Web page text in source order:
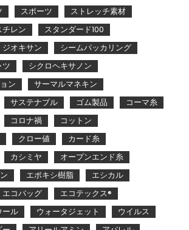
スポーツ
ストレッチ素材
チレン
スタンダード100
ジオキサン
シームパッカリング
ツ
シクロヘキサノン
ン
サーマルマネキン
サステナブル ゴム製品
コーマ糸
コロナ禍
コットン
クロー値
カード糸
カシミヤ
オープンエンド糸
エポキシ樹脂
エシカル
エコバッグ
エコテックス®
ール ウォータジェット
ウイルス